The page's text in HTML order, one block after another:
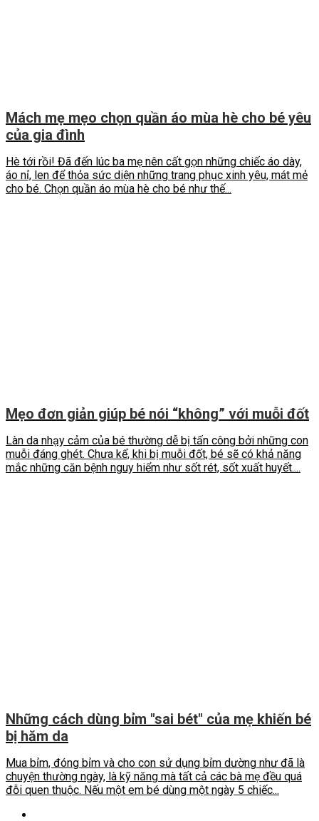
Mách mẹ mẹo chọn quần áo mùa hè cho bé yêu
của gia đình
Hè tới rồi! Đã đến lúc ba mẹ nên cất gọn những chiếc áo dày,
áo nỉ, len để thỏa sức diện những trang phục xinh yêu, mát mẻ
cho bé. Chọn quần áo mùa hè cho bé như thế...
Mẹo đơn giản giúp bé nói “không” với muỗi đốt
Làn da nhạy cảm của bé thường dễ bị tấn công bởi những con
muỗi đáng ghét. Chưa kể, khi bị muỗi đốt, bé sẽ có khả năng
mắc những căn bệnh nguy hiểm như sốt rét, sốt xuất huyết....
Những cách dùng bỉm "sai bét" của mẹ khiến bé
bị hăm da
Mua bỉm, đóng bỉm và cho con sử dụng bỉm dường như đã là
chuyện thường ngày, là kỹ năng mà tất cả các bà mẹ đều quá
đỗi quen thuộc. Nếu một em bé dùng một ngày 5 chiếc...